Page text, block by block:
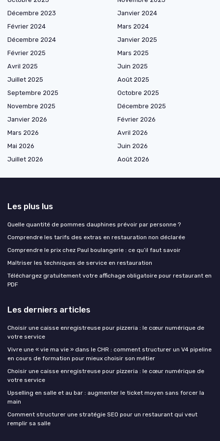
Décembre 2023
Janvier 2024
Février 2024
Mars 2024
Décembre 2024
Janvier 2025
Février 2025
Mars 2025
Avril 2025
Juin 2025
Juillet 2025
Août 2025
Septembre 2025
Octobre 2025
Novembre 2025
Décembre 2025
Janvier 2026
Février 2026
Mars 2026
Avril 2026
Mai 2026
Juin 2026
Juillet 2026
Août 2026
Les plus lus
Quelle quantité de pommes dauphines prévoir par personne ?
Comprendre les tarifs des extras en restauration non déclarée
Comprendre le prix chez Paul boulangerie : ce qu’il faut savoir
Maîtriser les techniques de service en restauration
Téléchargez gratuitement votre affichage obligatoire pour restaurant en
PDF
Les derniers articles
Choisir une caisse enregistreuse pour pizzeria : le cœur numérique de
votre service
Vivre une « vie ma vie » dans le CHR : comment structurer un V4 pipeline
en cours de formation pour mieux choisir son métier
Choisir une caisse enregistreuse pour pizzeria : le cœur numérique de
votre service
Upselling en salle et au bar : augmenter le ticket moyen sans forcer la
main
Comment structurer une stratégie SEO pour un restaurant qui veut
remplir sa salle